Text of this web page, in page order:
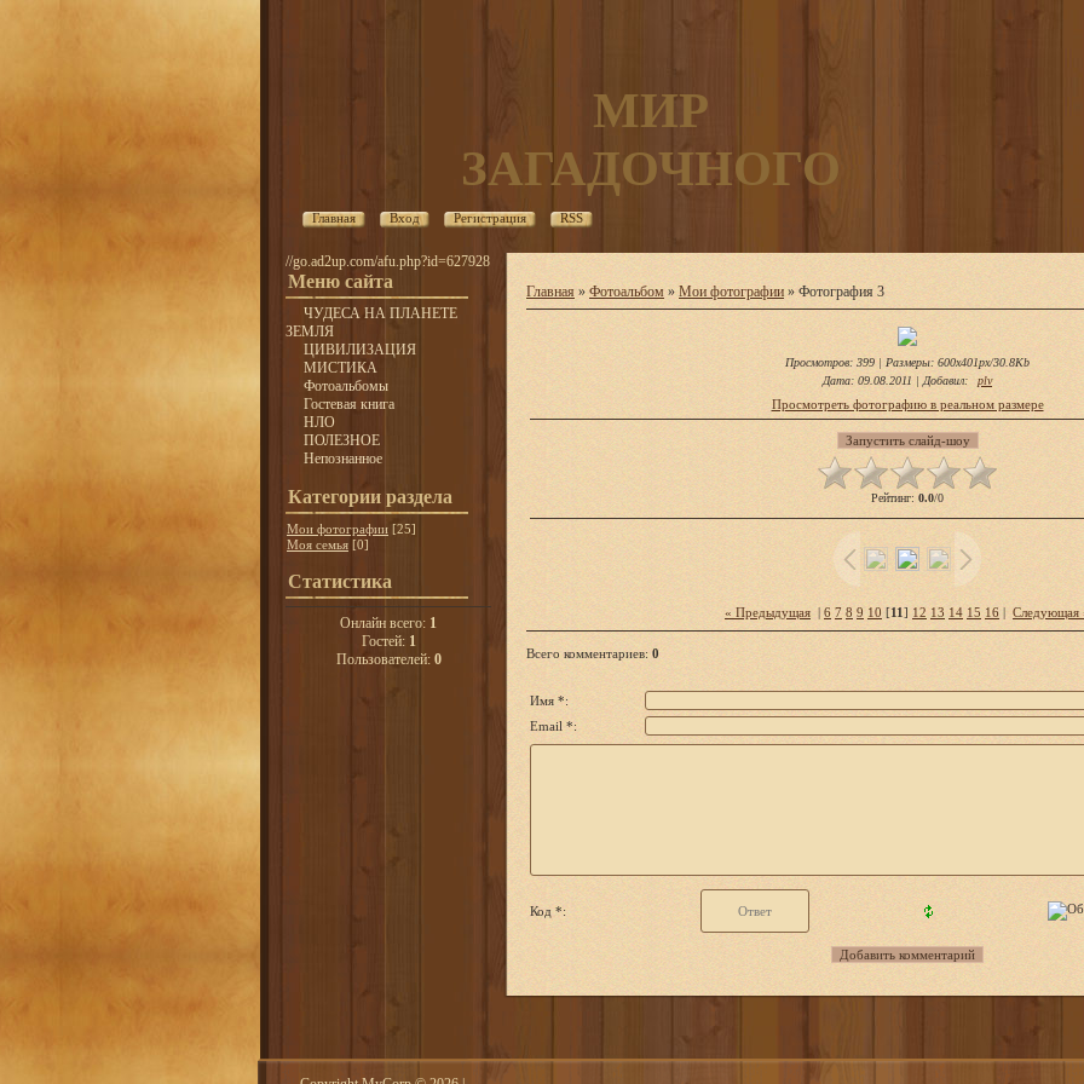
МИР
ЗАГАДОЧНОГО
Главная Вход Регистрация RSS
//go.ad2up.com/afu.php?id=627928
Меню сайта
ЧУДЕСА НА ПЛАНЕТЕ
ЗЕМЛЯ
ЦИВИЛИЗАЦИЯ
МИСТИКА
Фотоальбомы
Гостевая книга
НЛО
ПОЛЕЗНОЕ
Непознанное
Категории раздела
Мои фотографии [25]
Моя семья [0]
Статистика
Онлайн всего: 1
Гостей: 1
Пользователей: 0
Главная » Фотоальбом » Мои фотографии » Фотография 3
Просмотров: 399 | Размеры: 600x401px/30.8Kb
Дата: 09.08.2011 | Добавил: plv
Просмотреть фотографию в реальном размере
Рейтинг: 0.0/0
« Предыдущая | 6 7 8 9 10 [11] 12 13 14 15 16 | Следующая
Всего комментариев: 0
Имя *:
Email *:
Код *: